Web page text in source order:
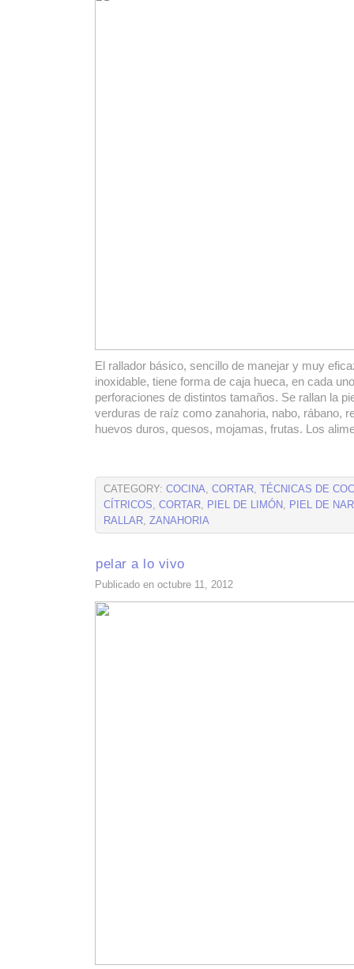
El rallador básico, sencillo de manejar y muy
inoxidable, tiene forma de caja hueca, en cada
perforaciones de distintos tamaños. Se rallan la
verduras de raíz como zanahoria, nabo, rábano,
huevos duros, quesos, mojamas, frutas. Los
CATEGORY: COCINA, CORTAR,
TÉCNICAS DE
CÍTRICOS, CORTAR, PIEL DE LIMÓN, PIEL DE
RALLAR, ZANAHORIA
pelar a lo vivo
Publicado en octubre 11, 2012